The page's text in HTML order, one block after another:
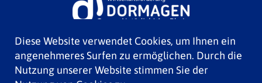
Diese Website verwendet Cookies, um Ihnen ein
angenehmeres Surfen zu ermöglichen. Durch die
Nutzung unserer Website stimmen Sie der